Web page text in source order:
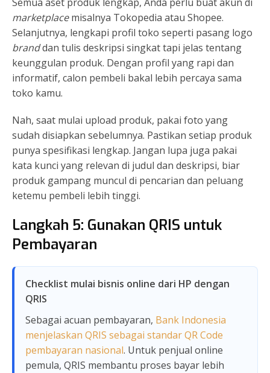
marketplacemisalnya Tokopedia atau Shopee.
Selanjutnya, lengkapi profil toko seperti pasang logo
branddan tulis deskripsi singkat tapi jelas tentang
keunggulan produk. Dengan profil yang rapi dan
informatif, calon pembeli bakal lebih percaya sama
toko kamu.
Nah, saat mulai upload produk, pakai foto yang
sudah disiapkan sebelumnya. Pastikan setiap produk
punya spesifikasi lengkap. Jangan lupa juga pakai
kata kunci yang relevan di judul dan deskripsi, biar
produk gampang muncul di pencarian dan peluang
ketemu pembeli lebih tinggi.
Langkah 5: Gunakan QRIS untuk
Pembayaran
Checklist mulai bisnis online dari HP dengan
QRIS
Sebagai acuan pembayaran, Bank Indonesia
menjelaskan QRIS sebagai standar QR Code
pembayaran nasional. Untuk penjual online
pemula, QRIS membantu proses bayar lebih